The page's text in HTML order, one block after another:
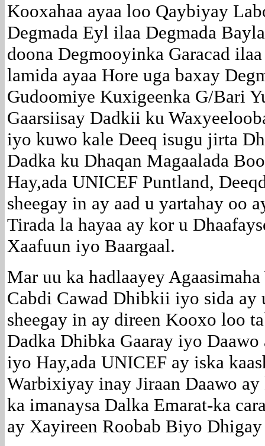
Kooxahaa ayaa loo Qaybiyay
Degmada Eyl ilaa Degmada
doona Degmooyinka Garacad
lamida ayaa Hore uga baxay
Gudoomiye Kuxigeenka G/Bari
Gaarsiisay Dadkii ku
iyo kuwo kale Deeq isugu jirta
Dadka ku Dhaqan Magaalada
Hay,ada UNICEF Puntland,
sheegay in ay aad u yartahay oo
Tirada la hayaa ay kor u
Xaafuun iyo Baargaal.
Mar uu ka hadlaayey
Cabdi Cawad Dhibkii iyo sida ay
sheegay in ay direen Kooxo loo
Dadka Dhibka Gaaray iyo Daawo
iyo Hay,ada UNICEF ay iska
Warbixiyay inay Jiraan Daawo
ka imanaysa Dalka Emarat-ka
ay Xayireen Roobab Biyo